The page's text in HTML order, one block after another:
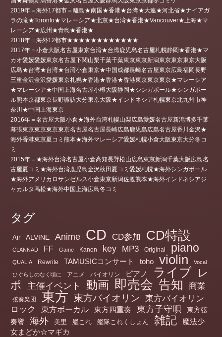
2019年＝海外17都市＝離島★南国★香港★台湾★大連★河北省★ナイアガ
ラの滝★Toronto★マレーシア★北京★台湾★香港★Vancouver★上海★マ
レーシア★広州★青島★香港★
2018年＝海外12都市★★★★★★★★★★★★
2017年＝小倉大阪名古屋東京台湾★台湾鹿児島名古屋札幌静岡★香港★マ
カオ愛媛愛媛東京名古屋下関山梨千葉千葉東京東京新潟東京東京東京大阪
広島★台湾★台湾★台湾小倉東京★中国成都長崎名古屋東京広島福岡長野
三重金沢金沢愛媛東京札幌★香港★香港★香港東京東京東京★マレーシア
★マレーシア★中国上海名古屋小樽大阪静岡★シンガポール★シンガポー
ル熊本京都東京長野諏訪大分東京大阪★インドネシア札幌東京北九州市神
奈川★中国上海東京
2016年＝名古屋大阪小倉★海外台湾札幌山梨広島愛媛名古屋新潟博多千葉
幕張東京東京東京東京名古屋名古屋長崎広島鹿児島広島名古屋香川金沢★
海外香港東京夏コミ熊本★海外マレーシア愛媛札幌小倉大阪東京大分冬コ
ミ
2015年＝★海外台湾名古屋小倉高知長野松山広島東京新潟千葉大阪広島名
古屋夏コミ★海外台湾鹿児島金沢秋田夏コミ愛媛札幌★海外シンガポール
★海外アメリカロサンゼルス小倉東京新潟佐渡熊本★海外インドネシアジ
ャカルタ高松★海外中国上海広島冬コミ
タグ
Air ALVINE Anime CD CD参加 CD特設
CLANNAD FF Game Kanon key MP3 Original piano
QUALIA Rewrite TAMUSICコンサート toho violin Vocal
ひぐらしのなく頃に アニメ バイオリン ピアノ ライブ レ
ポ
主催イベント 動画 即売会 告知 商業
弦奏楽団 東方 東方バイオリン
東方バイオリン
ロック
東方ボーカル 東方四重奏 東方子守唄
東方弦
奏響
海外 美里 艦これ 艦隊これくしょん 雑記
魔法少
女まどか☆マギカ